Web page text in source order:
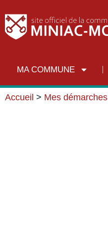
MA COMMUNE
Accueil > Mes démarches